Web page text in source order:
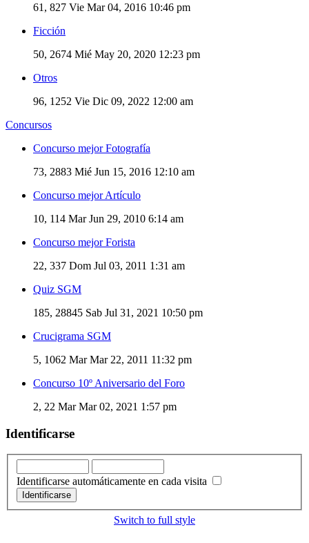
61, 827 Vie Mar 04, 2016 10:46 pm
Ficción
50, 2674 Mié May 20, 2020 12:23 pm
Otros
96, 1252 Vie Dic 09, 2022 12:00 am
Concursos
Concurso mejor Fotografía
73, 2883 Mié Jun 15, 2016 12:10 am
Concurso mejor Artículo
10, 114 Mar Jun 29, 2010 6:14 am
Concurso mejor Forista
22, 337 Dom Jul 03, 2011 1:31 am
Quiz SGM
185, 28845 Sab Jul 31, 2021 10:50 pm
Crucigrama SGM
5, 1062 Mar Mar 22, 2011 11:32 pm
Concurso 10º Aniversario del Foro
2, 22 Mar Mar 02, 2021 1:57 pm
Identificarse
Identificarse automáticamente en cada visita
Switch to full style